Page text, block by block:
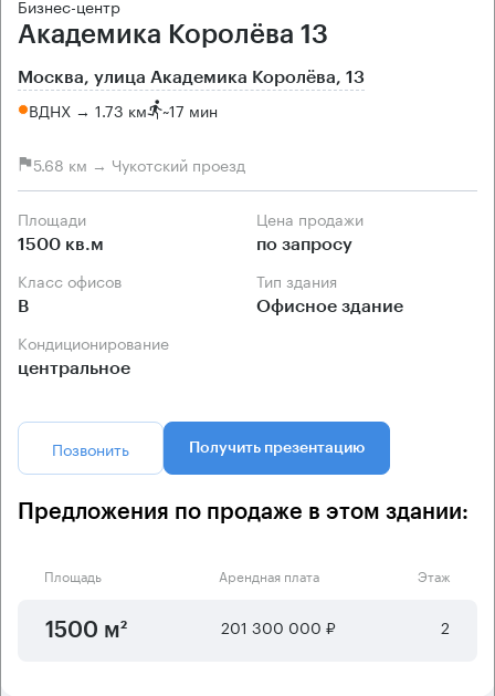
Бизнес-центр
Академика Королёва 13
Москва, улица Академика Королёва, 13
ВДНХ → 1.73 км ~17 мин
5.68 км → Чукотский проезд
Площади
1500 кв.м
Цена продажи
по запросу
Класс офисов
B
Тип здания
Офисное здание
Кондиционирование
центральное
Позвонить Получить презентацию
Предложения по продаже в этом здании:
Площадь Арендная плата Этаж
1500 м² 201 300 000 ₽ 2